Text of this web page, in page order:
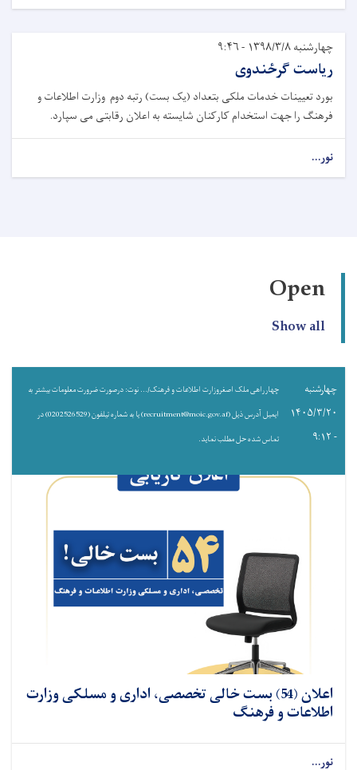
چهارشنبه ۱۳۹۸/۳/۸ - ۹:۴۶
ریاست ګرځندوی
بورد تعیینات خدمات ملکی بتعداد (یک بست) رتبه دوم وزارت اطلاعات و
فرهنگ را جهت استخدام کارکنان شایسته به اعلان رقابتی می‌ سپارد.
نور...
Open
Show all
چهارشنبه
۱۴۰۵/۳/۲۰
- ۹:۱۲
چهارراهی ملک اصغروزارت اطلاعات و فرهنک/... نوت: درصورت ضرورت معلومات بیشتر به
ایمیل آدرس ذیل (recruitment@moic.gov.af) یا به شماره تیلفون (0202526529) در
تماس شده حل مطلب نماید.
اعلان (54) بست خالی تخصصی، اداری و مسلکی وزارت
اطلاعات و فرهنگ
نور...